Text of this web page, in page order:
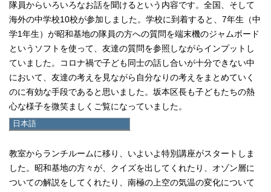
日本語
English
한국어
简体中文
繁體中文
隊員からいろいろなお話を聞けるという内容です。全国、そして
海外の中学校10校が参加しました。学校に到着すると、7年生（中
学1年生）が昭和基地の隊員の方への質問を端末機のジャムボード
というソフトを使って、友達の質問を参照しながらインプットし
ていました。コロナ禍で子ども同士の話し合いが十分できない中
において、友達の考えを見ながら自分なりの考えをまとめていく
のに有効な手段であると思いました。坂本区長も子どもたちの熱
心な様子を微笑ましくご覧になっていました。
教室からランチルームに移り、いよいよ特別講座がスタートしま
した。昭和基地の方々が、クイズを出してくれたり、オゾン層に
ついての解説をしてくれたり、南極の上空の気温の変化について